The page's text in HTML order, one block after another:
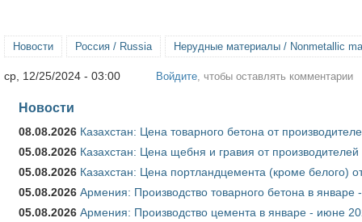
Новости Россия / Russia Нерудные материалы / Nonmetallic
ср, 12/25/2024 - 03:00 Войдите , чтобы оставлять комментарии
Новости
08.08.2026 Казахстан: Цена товарного бетона от
05.08.2026 Казахстан: Цена щебня и гравия от
05.08.2026 Казахстан: Цена портландцемента (кроме белого)
05.08.2026 Армения: Производство товарного бетона в январе
05.08.2026 Армения: Производство цемента в январе - июне